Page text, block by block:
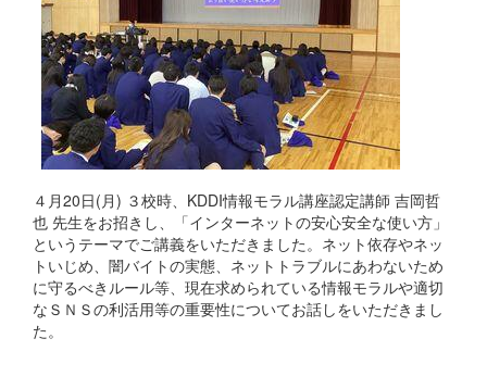
４月20日(月) ３校時、KDDI情報モラル講座認定講師 吉岡哲
也 先生をお招きし、「インターネットの安心安全な使い方」
というテーマでご講義をいただきました。ネット依存やネッ
トいじめ、闇バイトの実態、ネットトラブルにあわないため
に守るべきルール等、現在求められている情報モラルや適切
なＳＮＳの利活用等の重要性についてお話しをいただきまし
た。